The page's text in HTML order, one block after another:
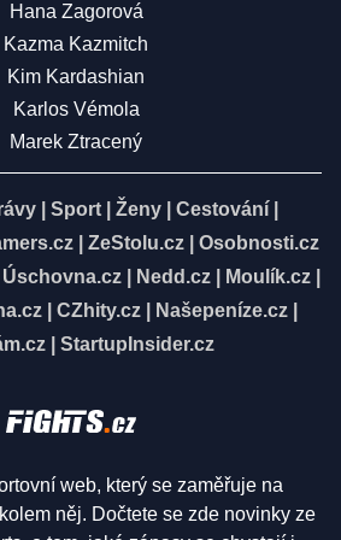
Hana Zagorová
Kazma Kazmitch
Kim Kardashian
Karlos Vémola
Marek Ztracený
Sport Ženy Cestování
ZeStolu.cz
Osobnosti.cz
Úschovna.cz| Nedd.cz| Moulík.cz|
CZhity.cz Našepeníze.cz
StartupInsider.cz
web, který se zaměřuje na
něj. Dočtete se zde novinky ze